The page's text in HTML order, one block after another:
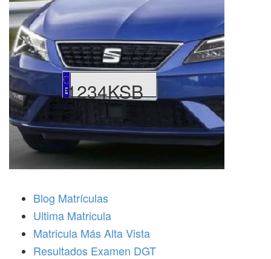
1234KSB
Blog Matrículas
Ultima Matricula
Matricula Más Alta Vista
Resultados Examen DGT